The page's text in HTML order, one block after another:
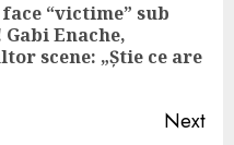
“victime” sub
Enache,
scene: „Știe ce are
Next